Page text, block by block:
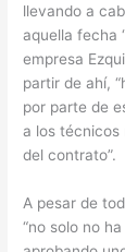
llevando a
aquella fecha
empresa
partir de ahí,
por parte de
a los técnicos
del contrato”.
A pesar de
“no solo no